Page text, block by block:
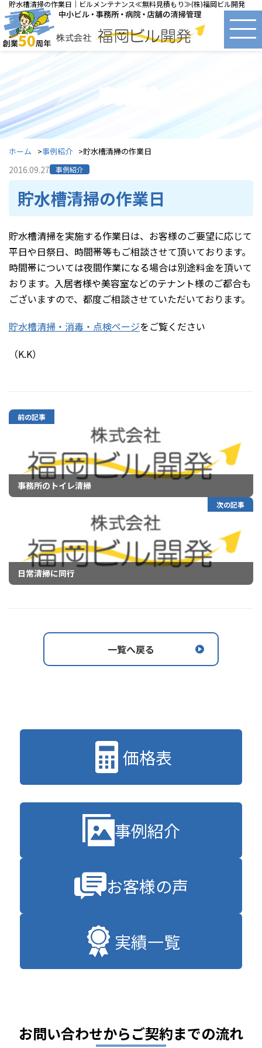
貯水槽清掃の作業日｜ビルメンテナンス≪無料見積もり≫(株)福岡ビル開発
事例紹介
ホーム 事例紹介 貯水槽清掃の作業日
2016.09.27 事例紹介
貯水槽清掃の作業日
貯水槽清掃を実施する作業日は、お客様のご要望に応じて
平日や日祭日、時間帯等もご相談させて頂いております。
時間帯については夜間作業になる場合は別途料金を頂いて
おります。入居者様や美容室などのテナント様のご都合も
ございますので、都度ご相談させていただいております。
貯水槽清掃・消毒・点検ページをご覧ください
（K.K）
前の記事
事務所のトイレ清掃
次の記事
日常清掃に同行
一覧へ戻る
価格表
事例紹介
お客様の声
実績一覧
お問い合わせからご契約までの流れ